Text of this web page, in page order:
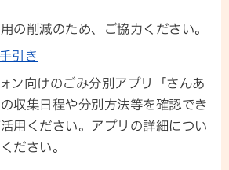
の削減のため、ご協力ください。
引き
ン向けのごみ分別アプリ「さんあ
収集日程や分別方法等を確認でき
用ください。アプリの詳細につい
ださい。